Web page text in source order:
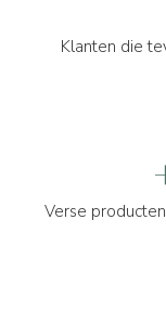
Klanten die
Verse